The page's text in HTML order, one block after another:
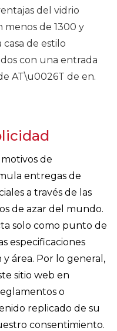
del vidrio
menos de 1300 y
de estilo
con una entrada
AT\u0026T de en.
de
entregas de
a través de las
de azar del mundo.
solo como punto de
especificaciones
área. Por lo general,
sitio web en
o
replicado de su
consentimiento.